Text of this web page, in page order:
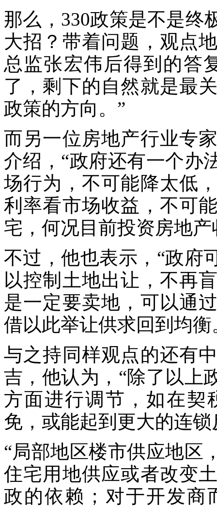
那么，330政策是不是终
大招？带着问题，观点
总监张宏伟后得到的答
了，剩下的自然就是最
政策的方向。”
而另一位房地产行业专
介绍，“政府还有一个办
场行为，不可能降太低
利率看市场收益，不可
宅，何况目前投资房地
不过，他也表示，“政府
以控制土地出让，不再
是一定要卖地，可以通
借以此举让供求回到均衡
与之持同样观点的还有
吉，他认为，“除了以上
方面进行调节，如在契
免，或能起到更大的连锁
“局部地区楼市供应地区
住宅用地供应或者改变
政的依赖；对于开发商